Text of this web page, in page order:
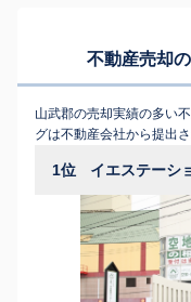
不動産売却
山武郡の売却実績の多い
グは不動産会社から提出
1位 イエステーシ